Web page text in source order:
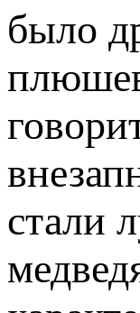
было
стали